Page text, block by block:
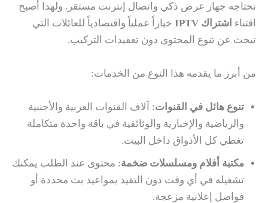
تحتاجه جهاز عرض ذكي واتصال إنترنت مستقر. ولهذا أصبح
اقتناءاشتراك IPTV
خياراً عملياً واقتصادياً للعائلات التي
تبحث عن تنوع المحتوى دون تعقيدات التركيب.
من أبرز ما يقدمه هذا النوع من الخدمات:
تنوع هائل في القنوات: آلاف القنوات العربية والأجنبية
والرياضية والإخبارية والوثائقية في باقة واحدة متكاملة
تغطي كل الأذواق داخل البيت.
مكتبة أفلام ومسلسلات ضخمة: محتوى عند الطلب يمكنك
تشغيله في أي وقت دون التقيد بمواعيد بث محددة أو
فواصل إعلانية مزعجة.